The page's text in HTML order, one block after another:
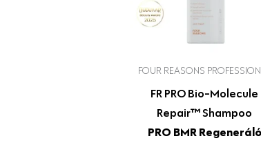
FOUR REASONS
FR PRO Bio-Molecule
Repair™ Shampoo
PRO BMR Regeneráló